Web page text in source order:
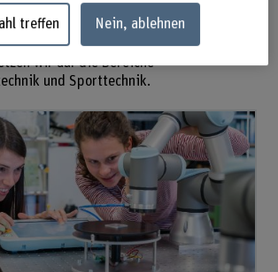
und Signalverarbeitung
wir auf die Bereiche
und Sporttechnik.
treffen Nein, ablehnen